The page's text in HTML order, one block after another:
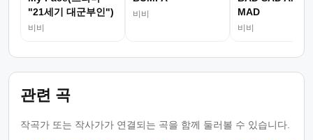
"21세기 대군부인")
비비
비비
MAD
비비
관련 곡
작곡가 또는 작사가가 연결되는 곡을 함께 둘러볼 수 있습니다.